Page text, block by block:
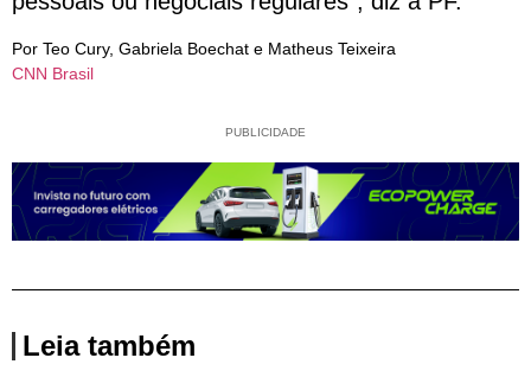
Por Teo Cury, Gabriela Boechat e Matheus Teixeira
CNN Brasil
PUBLICIDADE
Leia também